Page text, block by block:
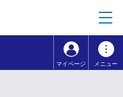
ーションへ移動
マイページ メニュー